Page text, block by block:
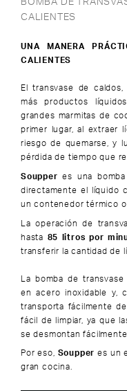
CALIENTES
UNA MANERA
CALIENTES
El transvase de
más productos
grandes marmitas de
primer lugar, al extraer
riesgo de quemarse, y
pérdida de tiempo que
Soupper es una
directamente el líquido
un contenedor térmico o
La operación de
hasta 85 litros por
transferir la cantidad de
La bomba de transvase
en acero inoxidable y,
transporta fácilmente
fácil de limpiar, ya que
se desmontan fácilmente.
Por eso, Soupper es un
gran cocina.